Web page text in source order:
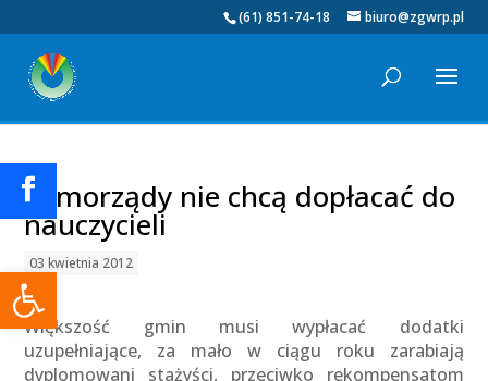
Otwórz pasek narzędzi
(61) 851-74-18 biuro@zgwrp.pl
Samorządy nie chcą dopłacać do
nauczycieli
03 kwietnia 2012
Większość gmin musi wypłacać dodatki
uzupełniające, za mało w ciągu roku zarabiają
dyplomowani stażyści, przeciwko rekompensatom